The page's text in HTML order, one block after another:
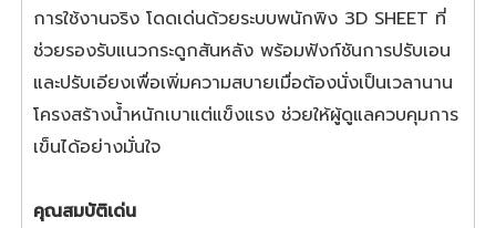
การใช้งานจริง โดดเด่นด้วยระบบพนักพิง 3D SHEET ที่
ช่วยรองรับแนวกระดูกสันหลัง พร้อมฟังก์ชันการปรับเอน
และปรับเอียงเพื่อเพิ่มความสบายเมื่อต้องนั่งเป็นเวลานาน
โครงสร้างน้ำหนักเบาแต่แข็งแรง ช่วยให้ผู้ดูแลควบคุมการ
เข็นได้อย่างมั่นใจ
คุณสมบัติเด่น